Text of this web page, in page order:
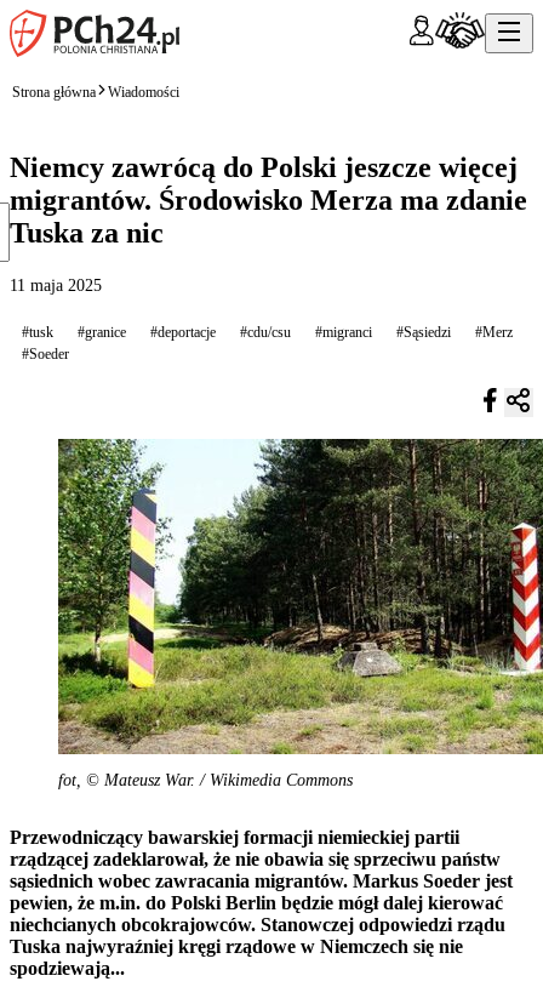
Strona główna Wiadomości
Niemcy zawrócą do Polski jeszcze więcej
migrantów. Środowisko Merza ma zdanie
Tuska za nic
11 maja 2025
#tusk #granice #deportacje #cdu/csu #migranci #Sąsiedzi
#Merz
#Soeder
fot, © Mateusz War. / Wikimedia Commons
Przewodniczący bawarskiej formacji niemieckiej partii
rządzącej zadeklarował, że nie obawia się sprzeciwu państw
sąsiednich wobec zawracania migrantów. Markus Soeder jest
pewien, że m.in. do Polski Berlin będzie mógł dalej kierować
niechcianych obcokrajowców. Stanowczej odpowiedzi rządu
Tuska najwyraźniej kręgi rządowe w Niemczech się nie
spodziewają...